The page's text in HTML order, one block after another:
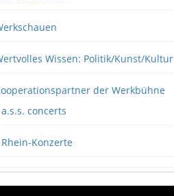
Wissen: Politik/Kunst/Kultur
der Werkbühne
a.s.s. concerts
Rhein-Konzerte